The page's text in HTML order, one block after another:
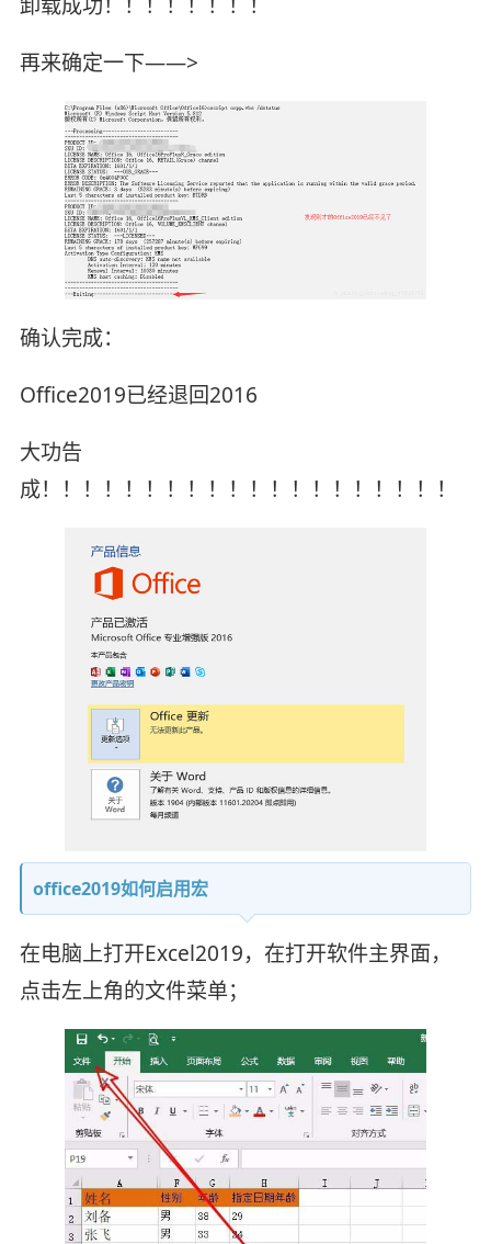
再来确定一下——>
确认完成：
Office2019已经退回2016
大功告
成！！！！！！！！！！！！！！！！！！！！
office2019如何启用宏
在电脑上打开Excel2019，在打开软件主界面，
点击左上角的文件菜单；